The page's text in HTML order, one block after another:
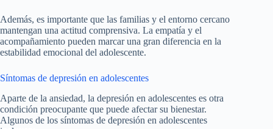
Además, es importante que las familias y el entorno cercano
mantengan una actitud comprensiva. La empatía y el
acompañamiento pueden marcar una gran diferencia en la
estabilidad emocional del adolescente.
Síntomas de depresión en adolescentes
Aparte de la ansiedad, la depresión en adolescentes es otra
condición preocupante que puede afectar su bienestar.
Algunos de los síntomas de depresión en adolescentes